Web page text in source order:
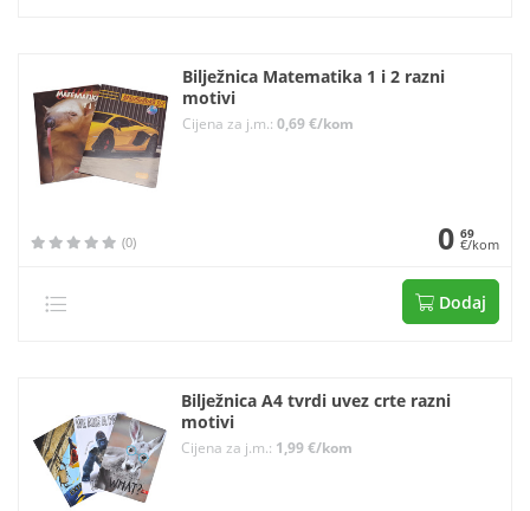
Bilježnica Matematika 1 i 2 razni
motivi
Cijena za j.m.:0,69 €/kom
(0) 0 69
€/kom
Dodaj
Bilježnica A4 tvrdi uvez crte razni
motivi
Cijena za j.m.: 1,99 €/kom